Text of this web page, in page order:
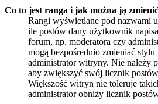
Co to jest ranga i jak można ją
Rangi wyświetlane pod nazwami
ile postów dany użytkownik
forum, np. moderatora czy
mogą bezpośrednio zmieniać
administrator witryny. Nie należy
aby zwiększyć swój licznik
Większość witryn nie toleruje
administrator obniży licznik